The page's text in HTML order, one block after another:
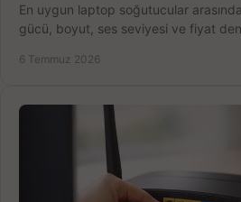
En uygun laptop soğutucular
gücü, boyut, ses seviyesi ve fiyat
6 Temmuz 2026